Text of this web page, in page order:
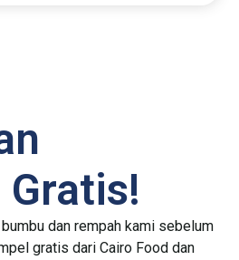
dan rempah kami sebelum
gratis dari Cairo Food dan